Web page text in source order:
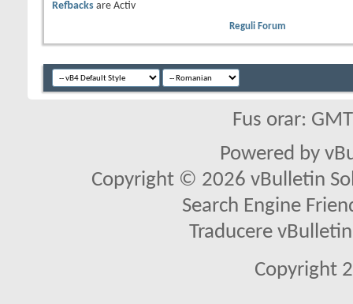
Refbacks are Activ
Reguli Forum
Fus orar:
Powered by
Copyright © 2026 vBulletin
Search Engine
Traducere
Copyright